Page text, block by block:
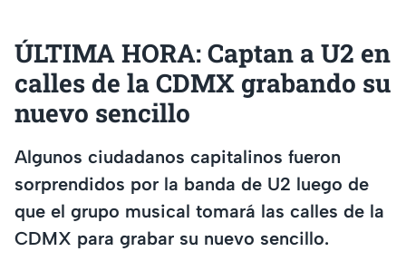
ÚLTIMA HORA: Captan a U2 en
calles de la CDMX grabando su
nuevo sencillo
Algunos ciudadanos capitalinos fueron
sorprendidos por la banda de U2 luego de
que el grupo musical tomará las calles de la
CDMX para grabar su nuevo sencillo.